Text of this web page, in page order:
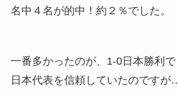
名中４名が的中！約２％でした。
一番多かったのが、1-0日本勝利
日本代表を信頼していたのですが